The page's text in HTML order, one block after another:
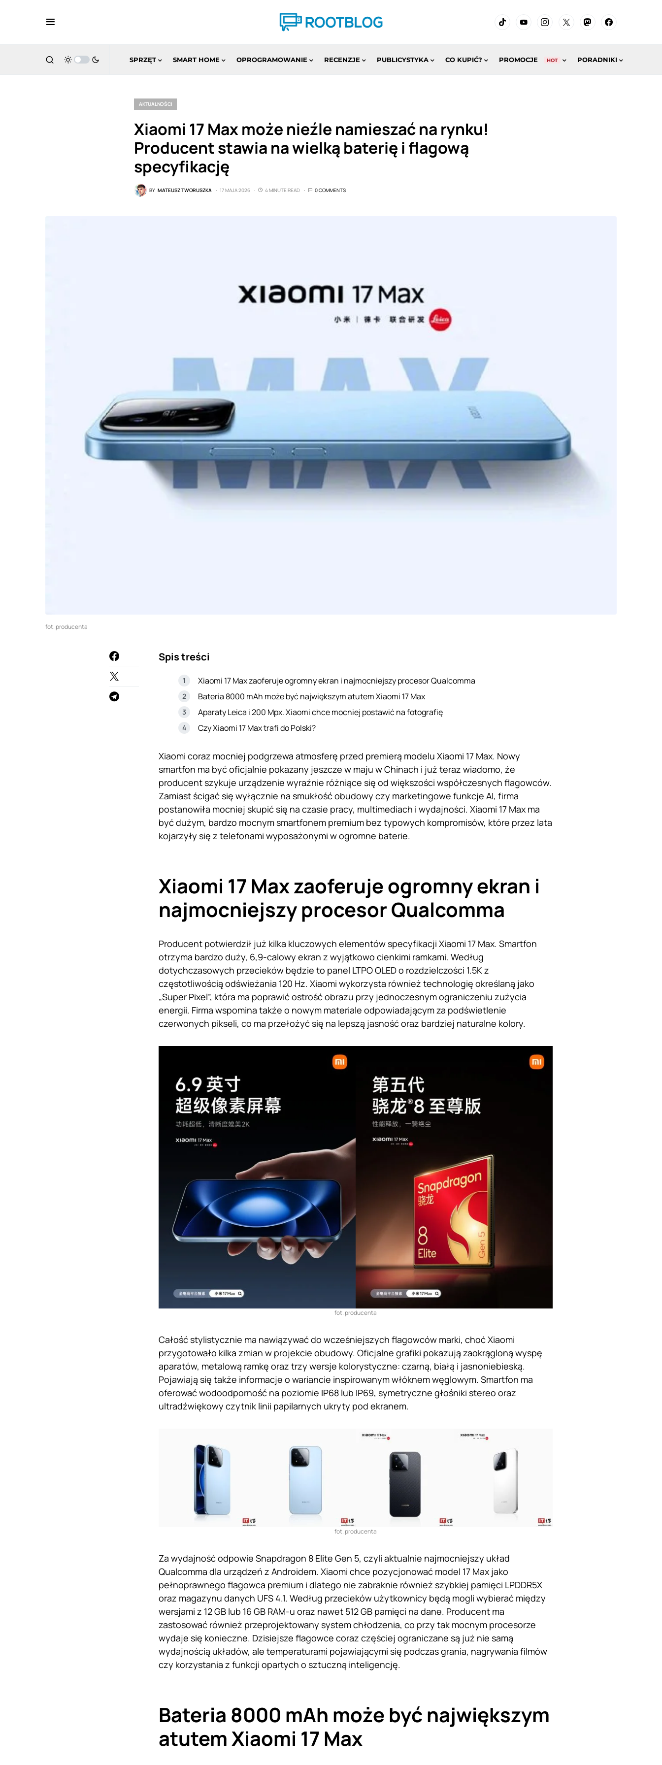
SPRZĘT SMART HOME OPROGRAMOWANIE RECENZJE PUBLICYSTYKA CO KUPIĆ? PROMOCJE HOT PORADNIKI
AKTUALNOŚCI
Xiaomi 17 Max może nieźle namieszać na rynku!
Producent stawia na wielką baterię i flagową
specyfikację
BY MATEUSZ TWORUSZKA 17 MAJA 2026 4 MINUTE READ 0 COMMENTS
fot. producenta
Spis treści
Xiaomi 17 Max zaoferuje ogromny ekran i najmocniejszy procesor Qualcomma
Bateria 8000 mAh może być największym atutem Xiaomi 17 Max
Aparaty Leica i 200 Mpx. Xiaomi chce mocniej postawić na fotografię
Czy Xiaomi 17 Max trafi do Polski?
Xiaomi coraz mocniej podgrzewa atmosferę przed premierą modelu Xiaomi 17 Max. Nowy
smartfon ma być oficjalnie pokazany jeszcze w maju w Chinach i już teraz wiadomo, że
producent szykuje urządzenie wyraźnie różniące się od większości współczesnych flagowców.
Zamiast ścigać się wyłącznie na smukłość obudowy czy marketingowe funkcje AI, firma
postanowiła mocniej skupić się na czasie pracy, multimediach i wydajności. Xiaomi 17 Max ma
być dużym, bardzo mocnym smartfonem premium bez typowych kompromisów, które przez lata
kojarzyły się z telefonami wyposażonymi w ogromne baterie.
Xiaomi 17 Max zaoferuje ogromny ekran i
najmocniejszy procesor Qualcomma
Producent potwierdził już kilka kluczowych elementów specyfikacji Xiaomi 17 Max. Smartfon
otrzyma bardzo duży, 6,9-calowy ekran z wyjątkowo cienkimi ramkami. Według
dotychczasowych przecieków będzie to panel LTPO OLED o rozdzielczości 1.5K z
częstotliwością odświeżania 120 Hz. Xiaomi wykorzysta również technologię określaną jako
„Super Pixel”, która ma poprawić ostrość obrazu przy jednoczesnym ograniczeniu zużycia
energii. Firma wspomina także o nowym materiale odpowiadającym za podświetlenie
czerwonych pikseli, co ma przełożyć się na lepszą jasność oraz bardziej naturalne kolory.
fot. producenta
Całość stylistycznie ma nawiązywać do wcześniejszych flagowców marki, choć Xiaomi
przygotowało kilka zmian w projekcie obudowy. Oficjalne grafiki pokazują zaokrągloną wyspę
aparatów, metalową ramkę oraz trzy wersje kolorystyczne: czarną, białą i jasnoniebieską.
Pojawiają się także informacje o wariancie inspirowanym włóknem węglowym. Smartfon ma
oferować wodoodporność na poziomie IP68 lub IP69, symetryczne głośniki stereo oraz
ultradźwiękowy czytnik linii papilarnych ukryty pod ekranem.
fot. producenta
Za wydajność odpowie Snapdragon 8 Elite Gen 5, czyli aktualnie najmocniejszy układ
Qualcomma dla urządzeń z Androidem. Xiaomi chce pozycjonować model 17 Max jako
pełnoprawnego flagowca premium i dlatego nie zabraknie również szybkiej pamięci LPDDR5X
oraz magazynu danych UFS 4.1. Według przecieków użytkownicy będą mogli wybierać między
wersjami z 12 GB lub 16 GB RAM-u oraz nawet 512 GB pamięci na dane. Producent ma
zastosować również przeprojektowany system chłodzenia, co przy tak mocnym procesorze
wydaje się konieczne. Dzisiejsze flagowce coraz częściej ograniczane są już nie samą
wydajnością układów, ale temperaturami pojawiającymi się podczas grania, nagrywania filmów
czy korzystania z funkcji opartych o sztuczną inteligencję.
Bateria 8000 mAh może być największym
atutem Xiaomi 17 Max